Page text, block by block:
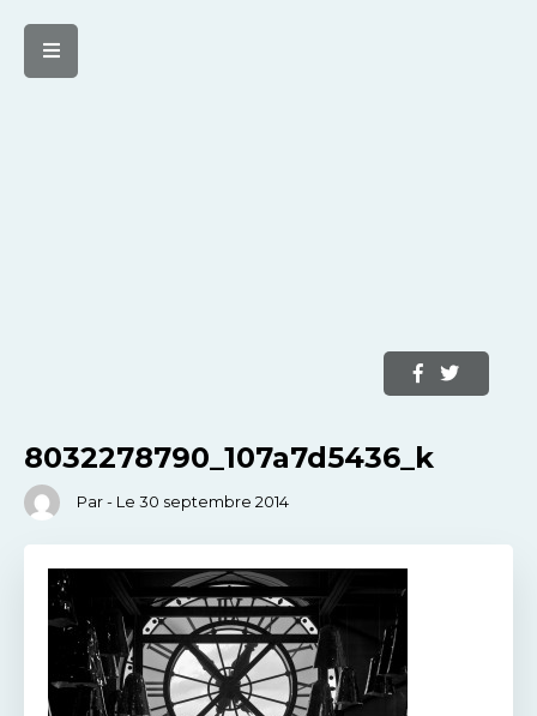
8032278790_107a7d5436_k
Par - Le 30 septembre 2014